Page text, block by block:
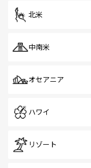
北米
中南米
オセアニア
ハワイ
リゾート